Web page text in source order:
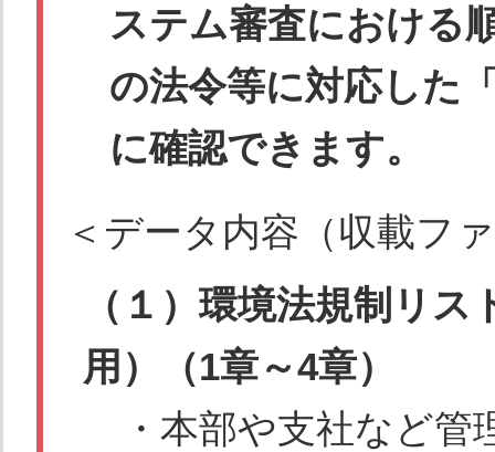
ステム審査における
の法令等に対応した
に確認できます。
＜データ内容（収載フ
（１）環境法規制リス
用）（1章～4章）
・本部や支社など管